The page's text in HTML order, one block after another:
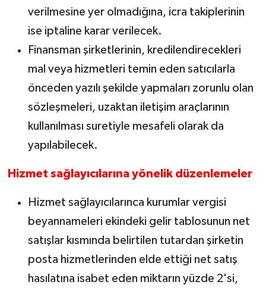
verilmesine yer olmadığına, icra takiplerinin
ise iptaline karar verilecek.
Finansman şirketlerinin, kredilendirecekleri
mal veya hizmetleri temin eden satıcılarla
önceden yazılı şekilde yapmaları zorunlu olan
sözleşmeleri, uzaktan iletişim araçlarının
kullanılması suretiyle mesafeli olarak da
yapılabilecek.
Hizmet sağlayıcılarına yönelik düzenlemeler
Hizmet sağlayıcılarınca kurumlar vergisi
beyannameleri ekindeki gelir tablosunun net
satışlar kısmında belirtilen tutardan şirketin
posta hizmetlerinden elde ettiği net satış
hasılatına isabet eden miktarın yüzde 2'si,